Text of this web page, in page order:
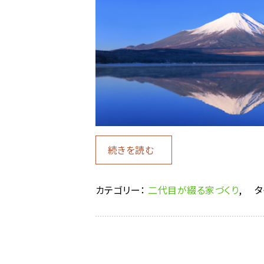
続きを読む
カテゴリー： 二代目が綴る家づくり, タ